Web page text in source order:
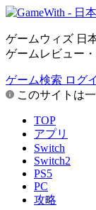
ゲームウィズ 日
ゲームレビュー
ゲーム検索 ログ
このサイトは
TOP
アプリ
Switch
Switch2
PS5
PC
攻略